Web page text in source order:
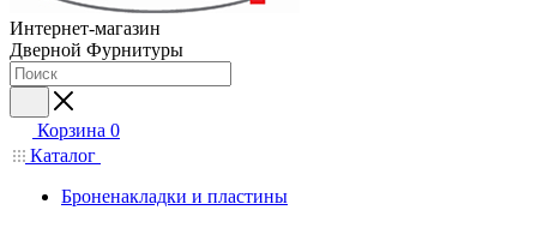
Интернет-магазин
Дверной Фурнитуры
Корзина 0
Каталог
Броненакладки и пластины